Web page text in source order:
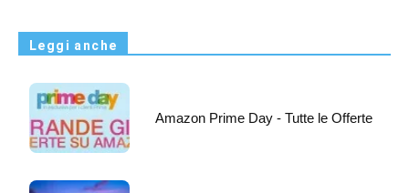
Leggi anche
Amazon Prime Day - Tutte le Offerte